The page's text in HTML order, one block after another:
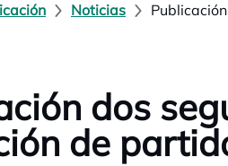
Noticias
dos
de